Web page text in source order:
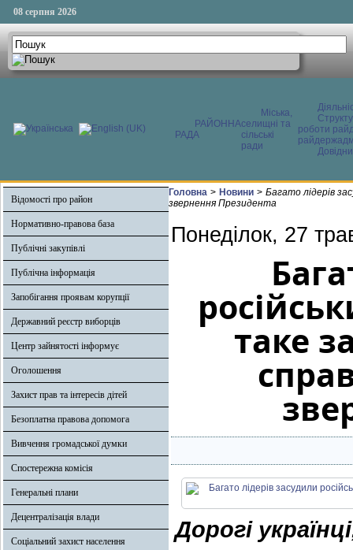
08 серпня 2026
РАЙОННА
РАДА
Міська,
селищні та
сільські
ради
роботи
Відомості про район
Нормативно-правова база
Публічні закупівлі
Публічна інформація
Запобігання проявам корупції
Державний реєстр виборців
Центр зайнятості інформує
Оголошення
Захист прав та інтересів дітей
Безоплатна правова допомога
Вивчення громадської думки
Спостережна комісія
Генеральні плани
Децентралізація влади
Соціальний захист населення
Головна > Новини > Багато лідерів
звернення Президента
Понеділок, 27
таке
Дорогі